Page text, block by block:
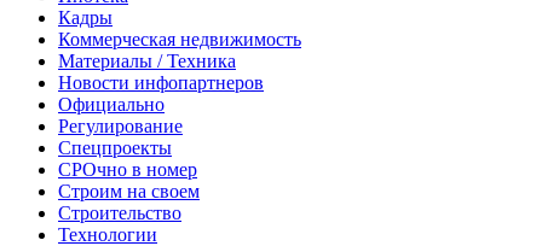
Кадры
Коммерческая недвижимость
Материалы / Техника
Новости инфопартнеров
Официально
Регулирование
Спецпроекты
СРОчно в номер
Строим на своем
Строительство
Технологии